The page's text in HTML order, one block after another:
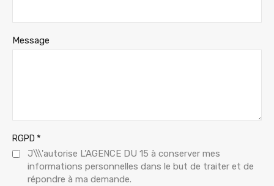
Message
RGPD *
J\\\'autorise L’AGENCE DU 15 à conserver mes
informations personnelles dans le but de traiter et de
répondre à ma demande.